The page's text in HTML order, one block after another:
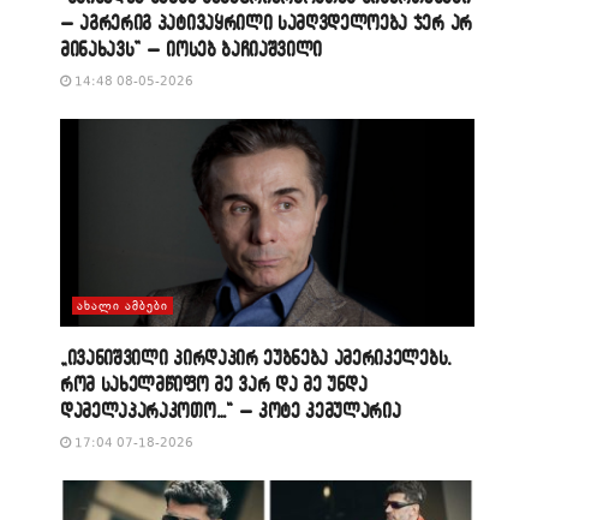
– აგრერიგ პატივაყრილი სამღვდელოება ჯერ არ
მინახავს” – იოსებ ბაჩიაშვილი
14:48 08-05-2026
ᲐᲮᲐᲚᲘ ᲐᲛᲑᲔᲑᲘ
„ივანიშვილი პირდაპირ ეუბნება ამერიკელებს,
რომ სახელმწიფო მე ვარ და მე უნდა
დამელაპარაკოთო…“ – კოტე კემულარია
17:04 07-18-2026